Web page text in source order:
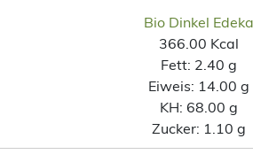
Bio Dinkel Edeka
366.00 Kcal
Fett: 2.40 g
Eiweis: 14.00 g
KH: 68.00 g
Zucker: 1.10 g